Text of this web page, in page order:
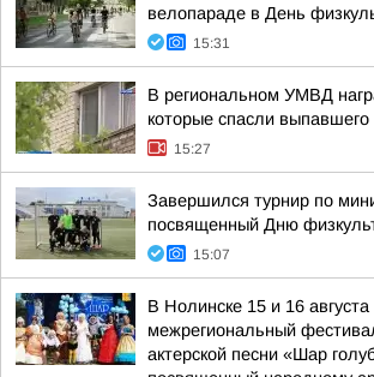
велопараде в День
15:31
В региональном УМВД
которые спасли выпавшего
15:27
Завершился турнир по
посвященный Дню
15:07
В Нолинске 15 и 16
межрегиональный
актерской песни «Шар